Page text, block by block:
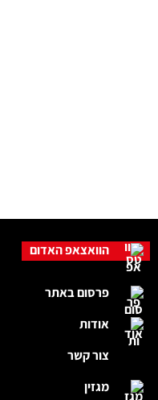
הוואצאפ האדום
פרסום באתר
אודות
צור קשר
מגזין